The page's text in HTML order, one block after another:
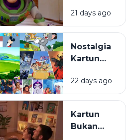
Ghibli: Apa
yang
Gaya Animasi
Mereka
21 days ago
Nostalgia
Kartun
Kecil:
Kenapa
Terasa
Hangat
22 days ago
Kartun
Bukan